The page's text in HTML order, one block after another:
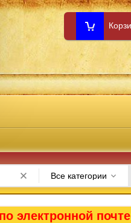
Все категории
электронной